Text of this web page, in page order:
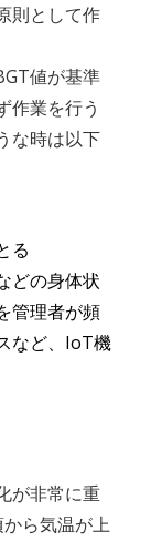
則として作
値が基準
作業を行う
な時は以下
る
どの身体状
管理者が頻
など、IoT機
が非常に重
ら気温が上